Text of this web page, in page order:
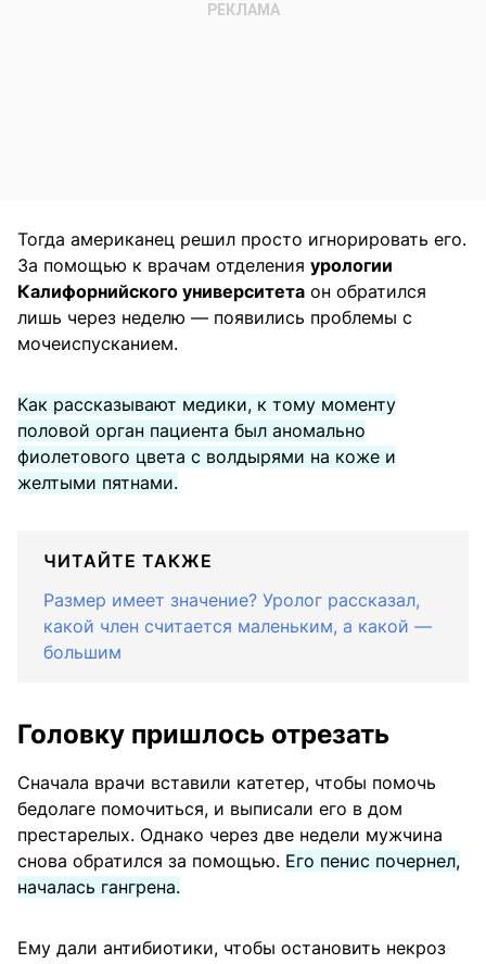
Тогда американец решил просто игнорировать его.
За помощью к врачам отделения урологии
Калифорнийского университета он обратился
лишь через неделю — появились проблемы с
мочеиспусканием.
Как рассказывают медики, к тому моменту
половой орган пациента был аномально
фиолетового цвета с волдырями на коже и
желтыми пятнами.
ЧИТАЙТЕ ТАКЖЕ
Размер имеет значение? Уролог рассказал,
какой член считается маленьким, а какой —
большим
Головку пришлось отрезать
Сначала врачи вставили катетер, чтобы помочь
бедолаге помочиться, и выписали его в дом
престарелых. Однако через две недели мужчина
снова обратился за помощью. Его пенис почернел,
началась гангрена.
Ему дали антибиотики, чтобы остановить некроз